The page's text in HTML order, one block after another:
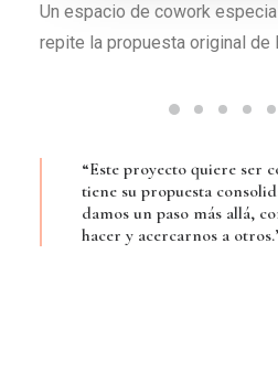
El cambio que ofrece
más herramientas y
“Este proyecto quiere ser
tiene su propuesta
damos un paso más allá,
hacer y acercarnos a